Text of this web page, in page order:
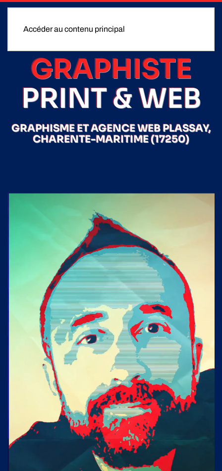
Accéder au contenu principal
GRAPHISTE
PRINT & WEB
GRAPHISME ET AGENCE WEB PLASSAY,
CHARENTE-MARITIME (17250)